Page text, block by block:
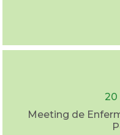
20
Meeting de